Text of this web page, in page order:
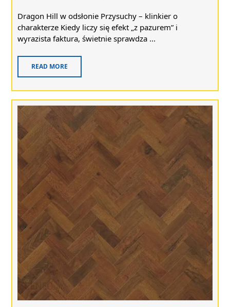
Dragon Hill w odsłonie Przysuchy – klinkier o
charakterze Kiedy liczy się efekt „z pazurem” i
wyrazista faktura, świetnie sprawdza ...
READ MORE